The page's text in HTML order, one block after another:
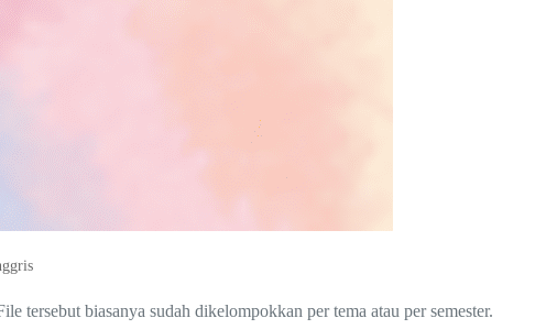
tersebut biasanya sudah dikelompokkan per tema atau per semester.